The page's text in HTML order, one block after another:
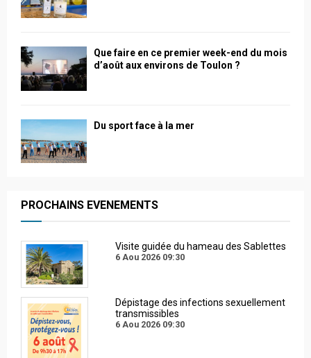
Que faire en ce premier week-end du mois
d’août aux environs de Toulon ?
Du sport face à la mer
PROCHAINS EVENEMENTS
Visite guidée du hameau des Sablettes
6 Aou 2026 09:30
Dépistage des infections sexuellement
transmissibles
6 Aou 2026 09:30